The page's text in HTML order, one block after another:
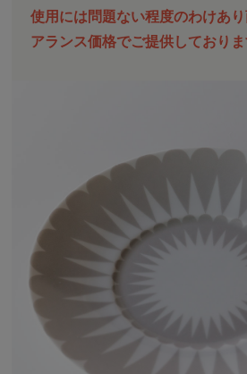
使用には問題ない程度のわけあ
アランス価格でご提供しておりま